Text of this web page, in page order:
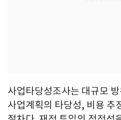
사업타당성조사는 대규모
사업계획의 타당성, 비용 추